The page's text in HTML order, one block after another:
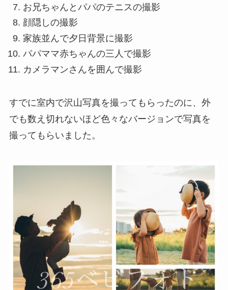
お兄ちゃんとパパのテニスの撮影
顔隠しの撮影
家族並んで夕日背景に撮影
パパママ赤ちゃんの三人で撮影
カメラマンさんを囲んで撮影
すでに室内で沢山写真を撮ってもらったのに、外
でも数え切れないほど色々なバージョンで写真を
撮ってもらいました。